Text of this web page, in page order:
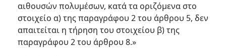
αιθουσών πολυμέσων, κατά τα οριζόμενα στο
στοιχείο α) της παραγράφου 2 του άρθρου 5, δεν
απαιτείται η τήρηση του στοιχείου β) της
παραγράφου 2 του άρθρου 8.»